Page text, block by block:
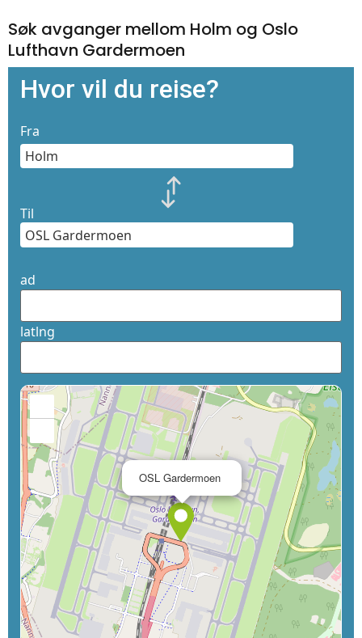
Søk avganger mellom Holm og Oslo
Lufthavn Gardermoen
Hvor vil du reise?
Fra
Til
ad
latlng
OSL Gardermoen